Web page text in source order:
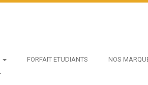
FORFAIT ETUDIANTS NOS